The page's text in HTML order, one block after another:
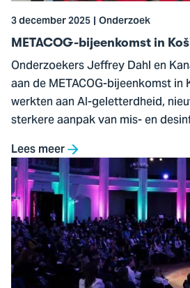
3 december 2025 Onderzoek
METACOG-bijeenkomst in
Onderzoekers Jeffrey Dahl en
aan de METACOG-bijeenkomst
werkten aan AI-geletterdheid,
sterkere aanpak van mis- en
Lees meer
Ga
naar
Legal
Design
Summit:
mensgericht
recht